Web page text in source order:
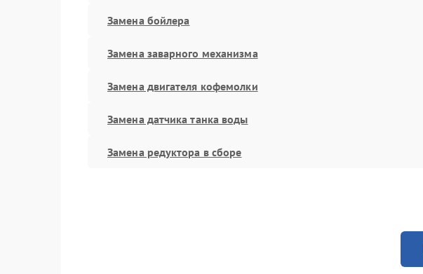
Замена бойлера
Замена заварного механизма
Замена двигателя кофемолки
Замена датчика танка воды
Замена редуктора в сборе